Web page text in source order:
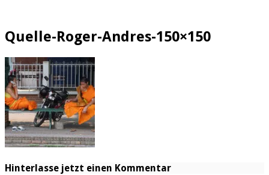
Quelle-Roger-Andres-150×150
Hinterlasse jetzt einen Kommentar